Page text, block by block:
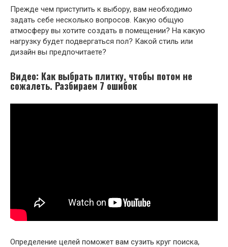
Прежде чем приступить к выбору, вам необходимо
задать себе несколько вопросов. Какую общую
атмосферу вы хотите создать в помещении? На какую
нагрузку будет подвергаться пол? Какой стиль или
дизайн вы предпочитаете?
Видео: Как выбрать плитку, чтобы потом не
сожалеть. Разбираем 7 ошибок
Определение целей поможет вам сузить круг поиска,